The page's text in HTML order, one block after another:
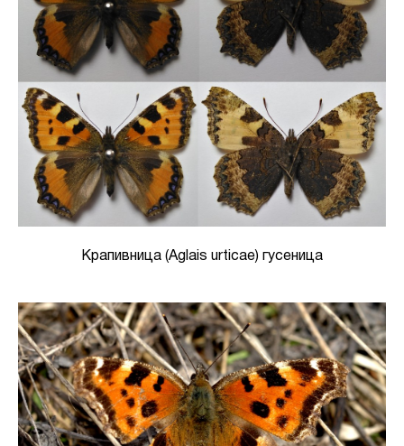
Крапивница (Aglais urticae) гусеница